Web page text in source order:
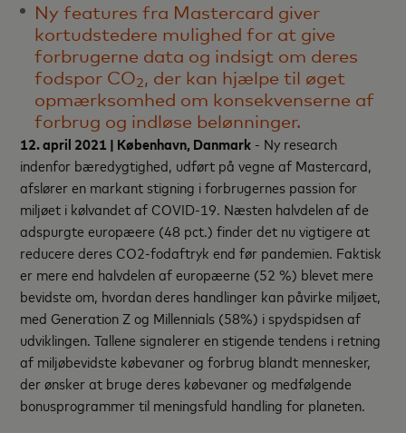
Ny features fra Mastercard giver
kortudstedere mulighed for at give
forbrugerne data og indsigt om deres
fodspor CO2, der kan hjælpe til øget
opmærksomhed om konsekvenserne af
forbrug og indløse belønninger.
12. april 2021 | København, Danmark - Ny research
indenfor bæredygtighed, udført på vegne af Mastercard,
afslører en markant stigning i forbrugernes passion for
miljøet i kølvandet af COVID-19. Næsten halvdelen af de
adspurgte europæere (48 pct.) finder det nu vigtigere at
reducere deres CO2-fodaftryk end før pandemien. Faktisk
er mere end halvdelen af europæerne (52 %) blevet mere
bevidste om, hvordan deres handlinger kan påvirke miljøet,
med Generation Z og Millennials (58%) i spydspidsen af
udviklingen. Tallene signalerer en stigende tendens i retning
af miljøbevidste købevaner og forbrug blandt mennesker,
der ønsker at bruge deres købevaner og medfølgende
bonusprogrammer til meningsfuld handling for planeten.